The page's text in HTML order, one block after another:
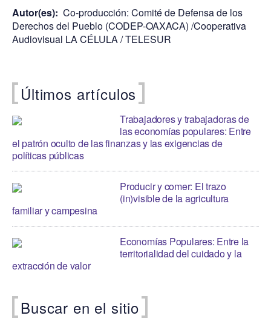
Autor(es): Co-producción: Comité de Defensa de los
Derechos del Pueblo (CODEP-OAXACA) /Cooperativa
Audiovisual LA CÉLULA / TELESUR
Últimos artículos
Trabajadores y trabajadoras de
las economías populares: Entre
el patrón oculto de las finanzas y las exigencias de
políticas públicas
Producir y comer: El trazo
(in)visible de la agricultura
familiar y campesina
Economías Populares: Entre la
territorialidad del cuidado y la
extracción de valor
Buscar en el sitio